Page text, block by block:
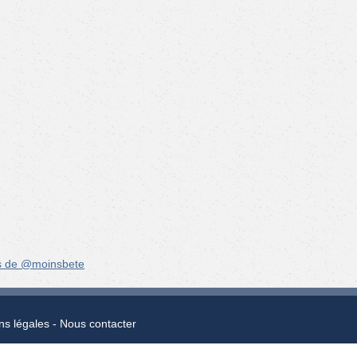
de @moinsbete
légales Nous contacter